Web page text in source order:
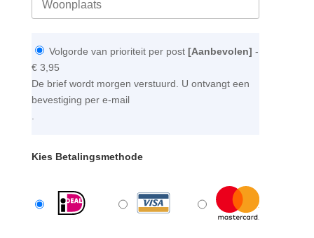
Volgorde van prioriteit per post [Aanbevolen] -
€ 3,95
De brief wordt morgen verstuurd. U ontvangt een
bevestiging per e-mail
.
Kies Betalingsmethode